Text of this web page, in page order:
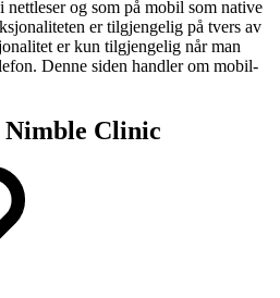
og som på mobil som native
er tilgjengelig på tvers av
er kun tilgjengelig når man
Denne siden handler om mobil-
Nimble Clinic